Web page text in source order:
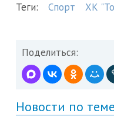
Теги: Спорт ХК
Поделиться:
Новости по теме